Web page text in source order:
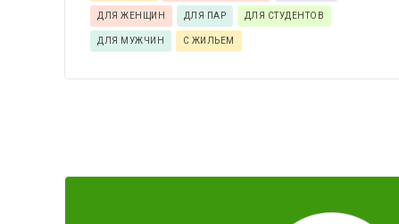
ДЛЯ ЖЕНЩИН ДЛЯ ПАР ДЛЯ СТУДЕНТОВ
ДЛЯ МУЖЧИН С ЖИЛЬЕМ